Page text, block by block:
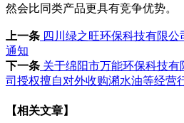
然会比同类产品更具有竞争优势。
上一条 四川绿之旺环保科技有限公
通知
下一条 关于绵阳市万能环保科技
司授权擅自对外收购潲水油等经营
【相关文章】